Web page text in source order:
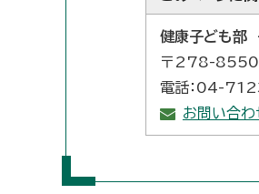
健康子ども部
〒278-8550
電話：04-
お問い合わ